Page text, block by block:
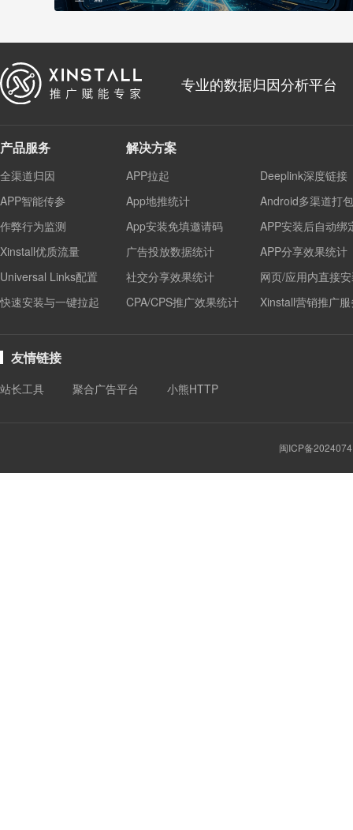
专业的数据归因分析平台
产品服务
全渠道归因
APP智能传参
作弊行为监测
Xinstall优质流量
Universal Links配置
快速安装与一键拉起
解决方案
APP拉起
Deeplink深度链接
App地推统计
Android多渠道打包
App安装免填邀请码
APP安装后自动绑
广告投放数据统计
APP分享效果统计
社交分享效果统计
网页/应用内直接
CPA/CPS推广效果统计
Xinstall营销推广
友情链接
站长工具 聚合广告平台 小熊HTTP
闽ICP备